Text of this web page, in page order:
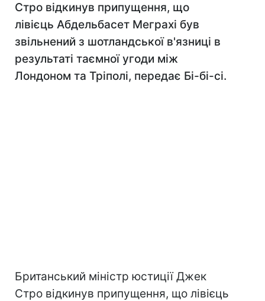
Стро відкинув припущення, що
лівієць Абдельбасет Меграхі був
звільнений з шотландської в'язниці в
результаті таємної угоди між
Лондоном та Тріполі, передає Бі-бі-сі.
Британський міністр юстиції Джек
Стро відкинув припущення, що лівієць